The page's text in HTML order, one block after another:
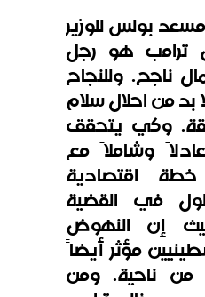
بولس للوزير
ترامب هو رجل
ناجح. وللنجاح
بد من احلال سلام
وكي يتحقق
وشاملاً مع
اقتصادية
في القضية
إن النهوض
مؤثر أيضاً
من ناحية. ومن